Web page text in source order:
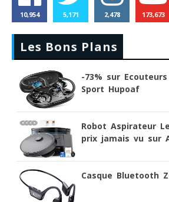
10,954 5,171 2,478 173,673
Les Bons Plans
-73% sur
Sport Hupoaf
Robot Aspirateur
prix jamais vu sur
Casque Bluetooth